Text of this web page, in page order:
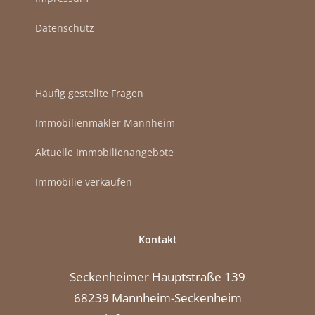
Datenschutz
Häufig gestellte Fragen
Immobilienmakler Mannheim
Aktuelle Immobilienangebote
Immobilie verkaufen
Kontakt
Seckenheimer Hauptstraße 139
68239 Mannheim-Seckenheim